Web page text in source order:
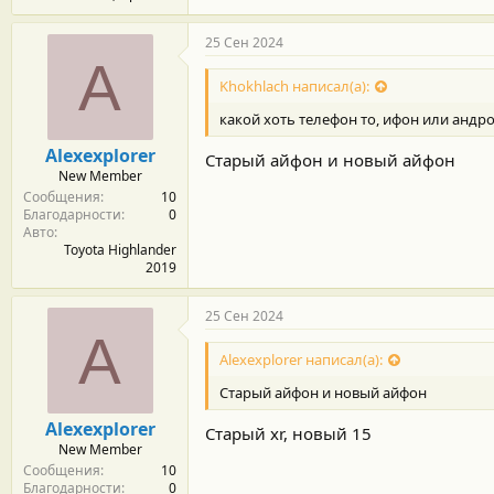
A
Alexexplorer
New Member
Сообщения
10
Благодарности
0
Авто
Toyota Highlander
2019
25 Сен 2024
Khokhlach написал(а):
какой хоть телефон то, ифон или
Старый айфон и новый айфон
A
Alexexplorer
New Member
Сообщения
10
Благодарности
0
25 Сен 2024
Alexexplorer написал(а):
Старый айфон и новый айфон
Старый xr, новый 15